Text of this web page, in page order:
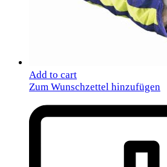
Add to cart
Zum Wunschzettel hinzufügen